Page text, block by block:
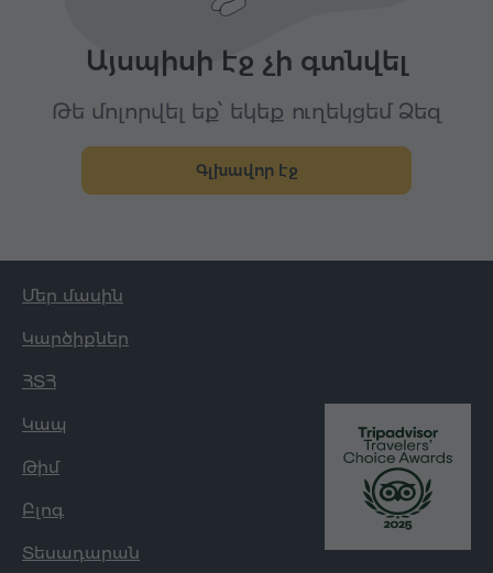
Այսպիսի էջ չի գտնվել
Թե մոլորվել եք՝ եկեք ուղեկցեմ Ձեզ
Գլխավոր էջ
Մեր մասին
Կարծիքներ
ՀՏՀ
Կապ
Թիմ
Բլոգ
Տեսադարան